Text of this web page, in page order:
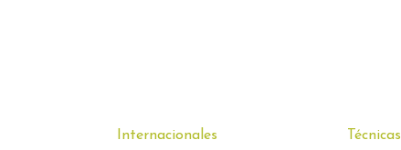
Internacionales Técnicas